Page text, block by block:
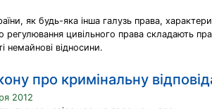
як будь-яка інша галузь права,
регулювання цивільного права складають
немайнові відносини.
про кримінальну
2012